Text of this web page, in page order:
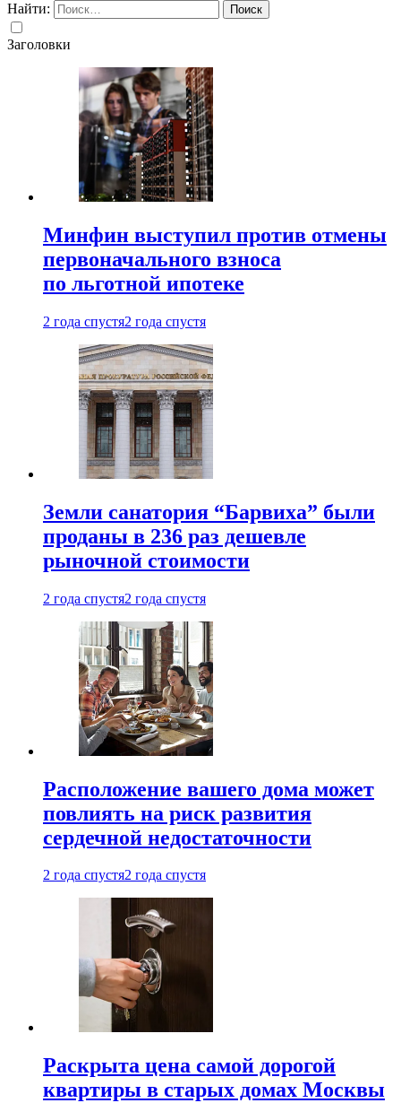
Найти:
Заголовки
Минфин выступил против отмены
первоначального взноса
по льготной ипотеке
2 года спустя2 года спустя
Земли санатория “Барвиха” были
проданы в 236 раз дешевле
рыночной стоимости
2 года спустя2 года спустя
Расположение вашего дома может
повлиять на риск развития
сердечной недостаточности
2 года спустя2 года спустя
Раскрыта цена самой дорогой
квартиры в старых домах Москвы